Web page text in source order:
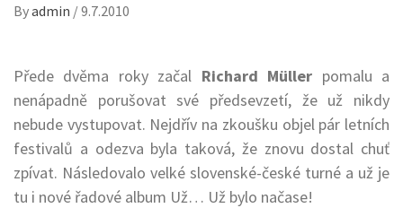
Byadmin /9.7.2010
Přede dvěma roky začal Richard Müller pomalu a
nenápadně porušovat své předsevzetí, že už nikdy
nebude vystupovat. Nejdřív na zkoušku objel pár letních
festivalů a odezva byla taková, že znovu dostal chuť
zpívat. Následovalo velké slovenské-české turné a už je
tu i nové řadové album Už… Už bylo načase!